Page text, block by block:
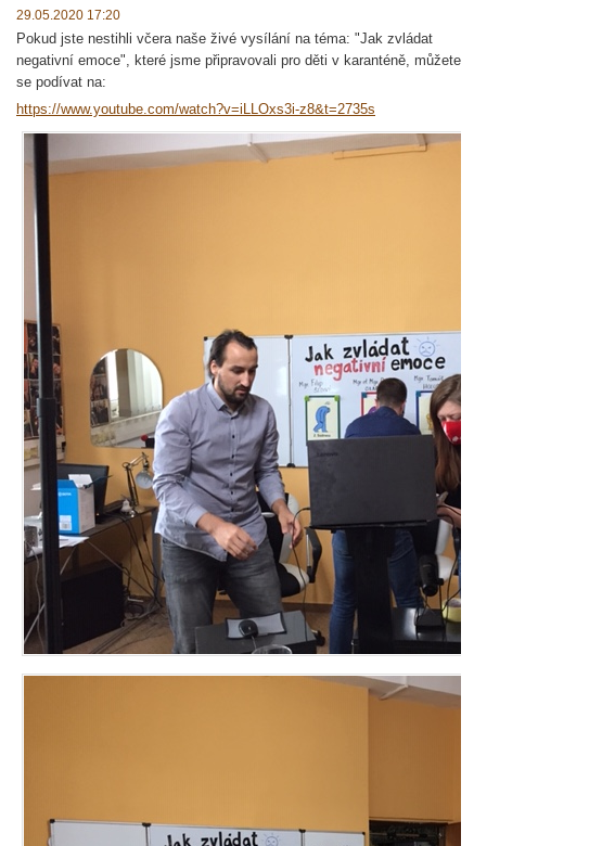
29.05.2020 17:20
Pokud jste nestihli včera naše živé vysílání na téma: "Jak zvládat
negativní emoce", které jsme připravovali pro děti v karanténě, můžete
se podívat na:
https://www.youtube.com/watch?v=iLLOxs3i-z8&t=2735s